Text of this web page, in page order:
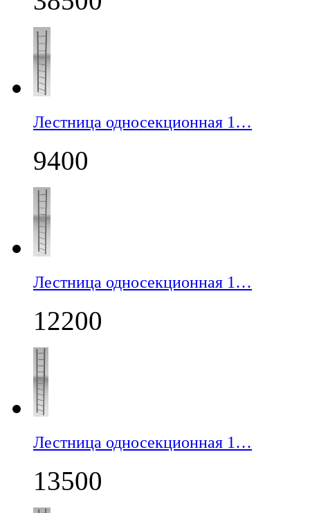
Лестница односекционная 1…
9400
Лестница односекционная 1…
12200
Лестница односекционная 1…
13500